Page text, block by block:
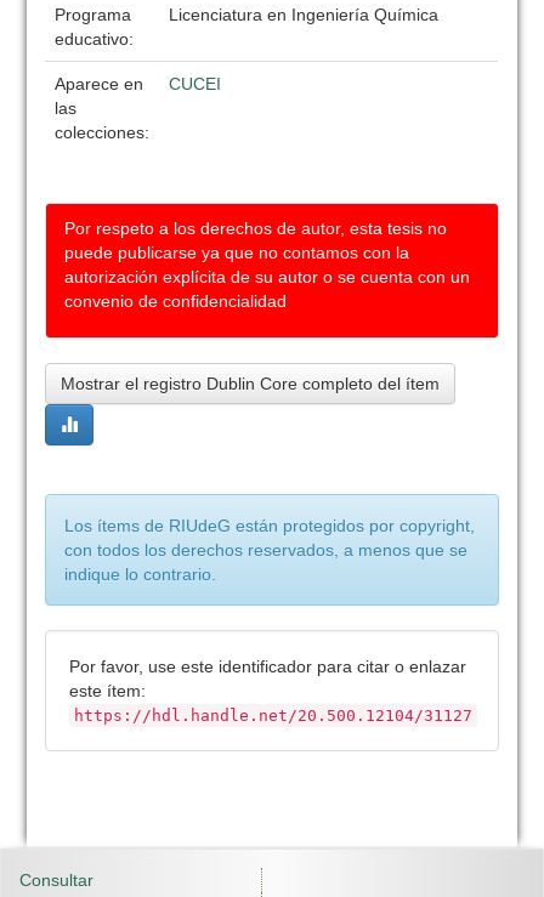
Programa
educativo:
Licenciatura en Ingeniería Química
Aparece en
las
colecciones:
CUCEI
Por respeto a los derechos de autor, esta tesis no
puede publicarse ya que no contamos con la
autorización explícita de su autor o se cuenta con un
convenio de confidencialidad
Mostrar el registro Dublin Core completo del ítem
Los ítems de RIUdeG están protegidos por copyright,
con todos los derechos reservados, a menos que se
indique lo contrario.
Por favor, use este identificador para citar o enlazar
este ítem:
https://hdl.handle.net/20.500.12104/31127
Consultar